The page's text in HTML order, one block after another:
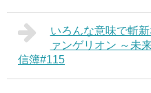
いろんな意味で斬
ァンゲリオン ～未
信簿#115